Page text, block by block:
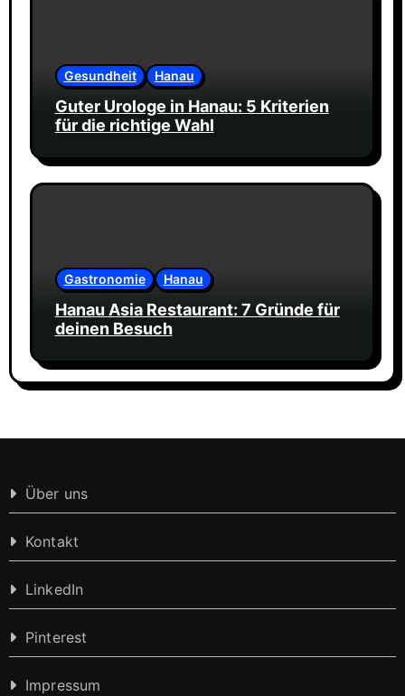
Gesundheit Hanau
Guter Urologe in Hanau: 5 Kriterien
für die richtige Wahl
Gastronomie Hanau
Hanau Asia Restaurant: 7 Gründe für
deinen Besuch
Über uns
Kontakt
LinkedIn
Pinterest
Impressum